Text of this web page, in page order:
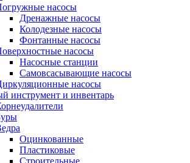
насосы
Дренажные насосы
Колодезные насосы
Фонтанные насосы
насосы
Насосные станции
Самовсасывающие насосы
насосы
инструмент и инвентарь
Оцинкованные
Пластиковые
Строительные